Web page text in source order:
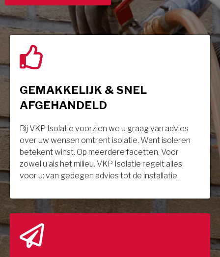
GEMAKKELIJK & SNEL
AFGEHANDELD
Bij VKP Isolatie voorzien we u graag van advies
over uw wensen omtrent isolatie. Want isoleren
betekent winst. Op meerdere facetten. Voor
zowel u als het milieu. VKP Isolatie regelt alles
voor u: van gedegen advies tot de installatie.